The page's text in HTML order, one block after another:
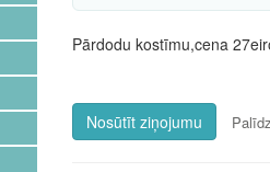
Pārdodu kostīmu,cena
Nosūtīt ziņojumu